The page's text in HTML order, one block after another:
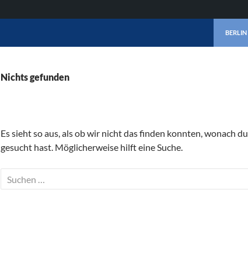
BERLIN
Nichts gefunden
Es sieht so aus, als ob wir nicht das finden konnten, wonach du
gesucht hast. Möglicherweise hilft eine Suche.
Suchen
nach: